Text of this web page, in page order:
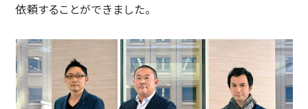
依頼することができました。